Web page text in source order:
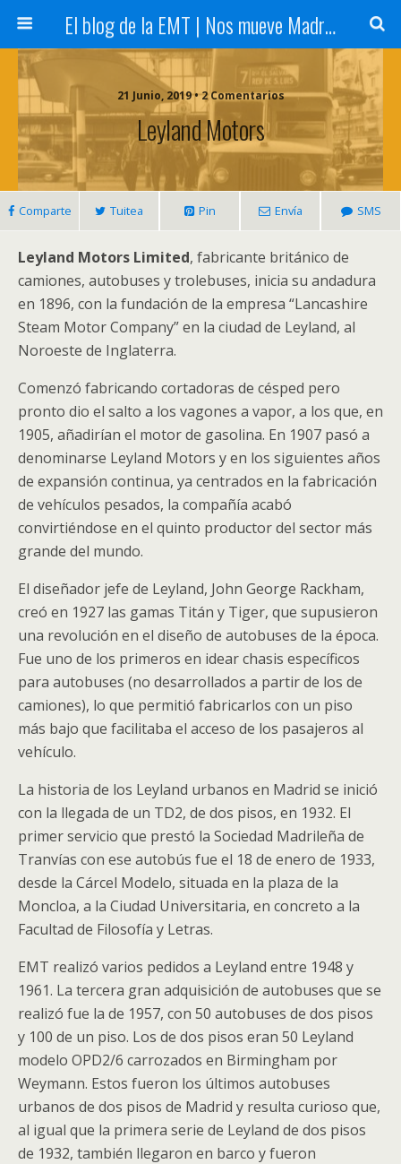
El blog de la EMT | Nos mueve Madrid
21 Junio, 2019 • 2 Comentarios
Leyland Motors
Comparte Tuitea Pin Envía SMS
Leyland Motors Limited, fabricante británico de
camiones, autobuses y trolebuses, inicia su andadura
en 1896, con la fundación de la empresa “Lancashire
Steam Motor Company” en la ciudad de Leyland, al
Noroeste de Inglaterra.
Comenzó fabricando cortadoras de césped pero
pronto dio el salto a los vagones a vapor, a los que, en
1905, añadirían el motor de gasolina. En 1907 pasó a
denominarse Leyland Motors y en los siguientes años
de expansión continua, ya centrados en la fabricación
de vehículos pesados, la compañía acabó
convirtiéndose en el quinto productor del sector más
grande del mundo.
El diseñador jefe de Leyland, John George Rackham,
creó en 1927 las gamas Titán y Tiger, que supusieron
una revolución en el diseño de autobuses de la época.
Fue uno de los primeros en idear chasis específicos
para autobuses (no desarrollados a partir de los de
camiones), lo que permitió fabricarlos con un piso
más bajo que facilitaba el acceso de los pasajeros al
vehículo.
La historia de los Leyland urbanos en Madrid se inició
con la llegada de un TD2, de dos pisos, en 1932. El
primer servicio que prestó la Sociedad Madrileña de
Tranvías con ese autobús fue el 18 de enero de 1933,
desde la Cárcel Modelo, situada en la plaza de la
Moncloa, a la Ciudad Universitaria, en concreto a la
Facultad de Filosofía y Letras.
EMT realizó varios pedidos a Leyland entre 1948 y
1961. La tercera gran adquisición de autobuses que se
realizó fue la de 1957, con 50 autobuses de dos pisos
y 100 de un piso. Los de dos pisos eran 50 Leyland
modelo OPD2/6 carrozados en Birmingham por
Weymann. Estos fueron los últimos autobuses
urbanos de dos pisos de Madrid y resulta curioso que,
al igual que la primera serie de Leyland de dos pisos
de 1932, también llegaron en barco y fueron